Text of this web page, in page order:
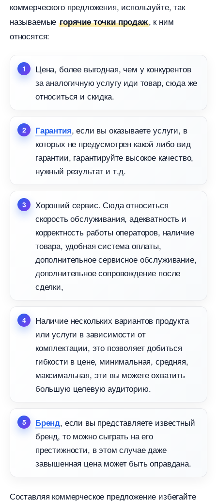
коммерческого предложения, используйте, так
называемыеорячие точки продаж, к ним
относятся:
Цена, более выгодная, чем у конкуренто
за аналогичную услугу иди товар, сюда же
относиться и скидка.
Гарантия, если вы оказываете услуги,
которых не предусмотрен какой либо вид
арантии, гарантируйте высокое качество,
нужный результат и т.д.
Хороший сервис. Сюда относиться
скорость обслуживания, адекватность и
корректность работы операторов, наличие
товара, удобная система оплаты,
дополнительное сервисное обслуживание,
дополнительное сопровождение после
сделки,
Наличие нескольких вариантов продукта
или услуги в зависимости от
комплектации, это позволяет добиться
ибкости в цене, минимальная, средняя,
максимальная, эти вы можете охватить
ольшую целевую аудиторию.
Бренд, если вы представляете известный
ренд, то можно сыграть на его
престижности, в этом случае даже
завышенная цена может быть оправдана.
Составляя коммерческое предложение избегайте